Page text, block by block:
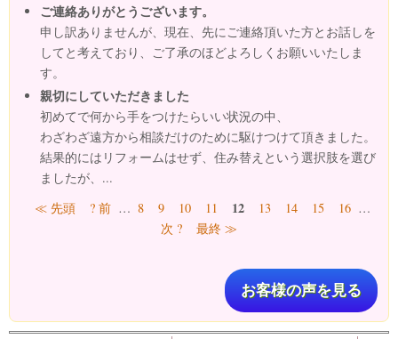
ご連絡ありがとうございます。
申し訳ありませんが、現在、先にご連絡頂いた方とお話しを
してと考えており、ご了承のほどよろしくお願いいたしま
す。
親切にしていただきました
初めてで何から手をつけたらいい状況の中、
わざわざ遠方から相談だけのために駆けつけて頂きました。
結果的にはリフォームはせず、住み替えという選択肢を選び
ましたが、...
ページ
≪ 先頭 ? 前 … 8 9 10 11 12 13 14 15 16 …
次 ?
最終 ≫
お客様の声を見る